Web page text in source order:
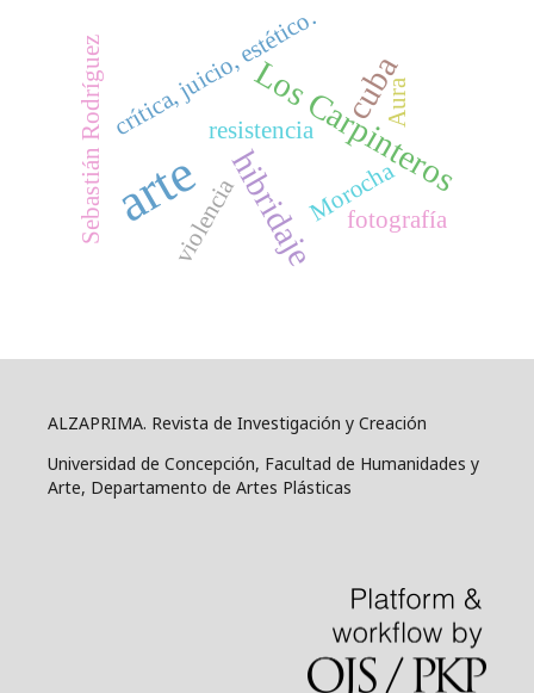
arte hibridaje
Los Carpinteros
cuba
crítica, juicio, estético.
Morocha
violencia
Aura
fotografía
Sebastián Rodríguez resistencia
ALZAPRIMA. Revista de Investigación y Creación
Universidad de Concepción, Facultad de Humanidades y
Arte, Departamento de Artes Plásticas